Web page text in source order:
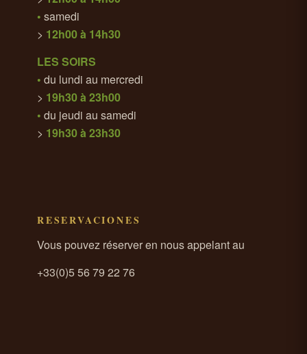
• samedi
> 12h00 à 14h30
LES SOIRS
• du lundi au mercredi
> 19h30 à 23h00
• du jeudi au samedi
> 19h30 à 23h30
RESERVACIONES
Vous pouvez réserver en nous appelant au
+33(0)5 56 79 22 76